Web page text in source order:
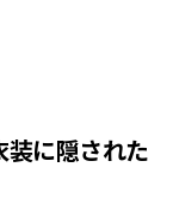
に隠された